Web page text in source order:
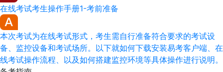
在线考试考生操作手册1-考前准备
本次考试为在线考试形式，考生需自行准备符合要求的考试设
备、监控设备和考试场所。以下就如何下载安装易考客户端、在
线考试操作流程、以及如何搭建监控环境等具体操作进行说明。